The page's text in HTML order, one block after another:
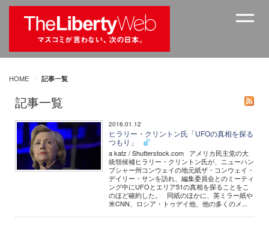
HOME 記事一覧
記事一覧
2016.01.12
ヒラリー・クリントン氏「UFOの真相を探る
つもり」
a katz / Shutterstock.com アメリカ民主党の大
統領候補ヒラリー・クリントン氏が、ニューハン
プシャー州コンウェイの地元紙ザ・コンウェイ・
デイリー・サンを訪れ、編集委員会とのミーティ
ング中にUFOとエリア51の真相を探ることをこ
のほど確約した。 同紙のほかに、英ミラー紙や
米CNN、ロシア・トゥデイ他、他の多くのメ...